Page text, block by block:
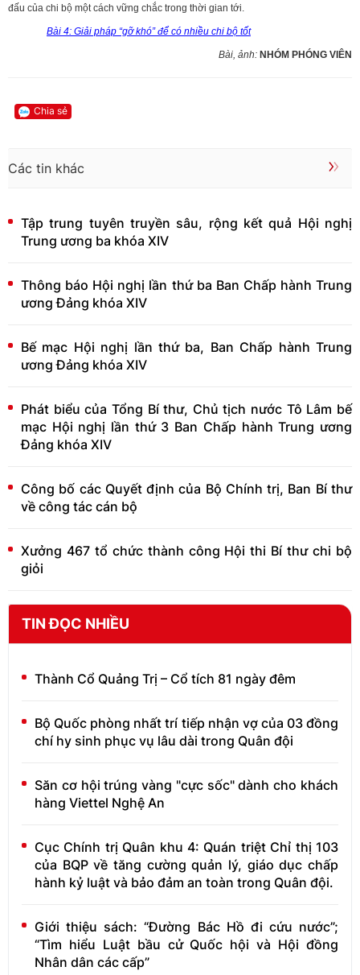
đấu của chi bộ một cách vững chắc trong thời gian tới.
Bài 4: Giải pháp “gỡ khó” để có nhiều chi bộ tốt
Bài, ảnh: NHÓM PHÓNG VIÊN
Chia sẻ
Các tin khác
Tập trung tuyên truyền sâu, rộng kết quả Hội nghị
Trung ương ba khóa XIV
Thông báo Hội nghị lần thứ ba Ban Chấp hành Trung
ương Đảng khóa XIV
Bế mạc Hội nghị lần thứ ba, Ban Chấp hành Trung
ương Đảng khóa XIV
Phát biểu của Tổng Bí thư, Chủ tịch nước Tô Lâm bế
mạc Hội nghị lần thứ 3 Ban Chấp hành Trung ương
Đảng khóa XIV
Công bố các Quyết định của Bộ Chính trị, Ban Bí thư
về công tác cán bộ
Xưởng 467 tổ chức thành công Hội thi Bí thư chi bộ
giỏi
TIN ĐỌC NHIỀU
Thành Cổ Quảng Trị – Cổ tích 81 ngày đêm
Bộ Quốc phòng nhất trí tiếp nhận vợ của 03 đồng
chí hy sinh phục vụ lâu dài trong Quân đội
Săn cơ hội trúng vàng "cực sốc" dành cho khách
hàng Viettel Nghệ An
Cục Chính trị Quân khu 4: Quán triệt Chỉ thị 103
của BQP về tăng cường quản lý, giáo dục chấp
hành kỷ luật và bảo đảm an toàn trong Quân đội.
Giới thiệu sách: “Đường Bác Hồ đi cứu nước”;
“Tìm hiểu Luật bầu cử Quốc hội và Hội đồng
Nhân dân các cấp”